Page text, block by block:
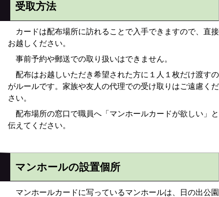
受取方法
カードは配布場所に訪れることで入手できますので、直接
お越しください。
事前予約や郵送での取り扱いはできません。
配布はお越しいただき希望された方に１人１枚だけ渡すの
がルールです。家族や友人の代理での受け取りはご遠慮くだ
さい。
配布場所の窓口で職員へ「マンホールカードが欲しい」と
伝えてください。
マンホールの設置個所
マンホールカードに写っているマンホールは、日の出公園